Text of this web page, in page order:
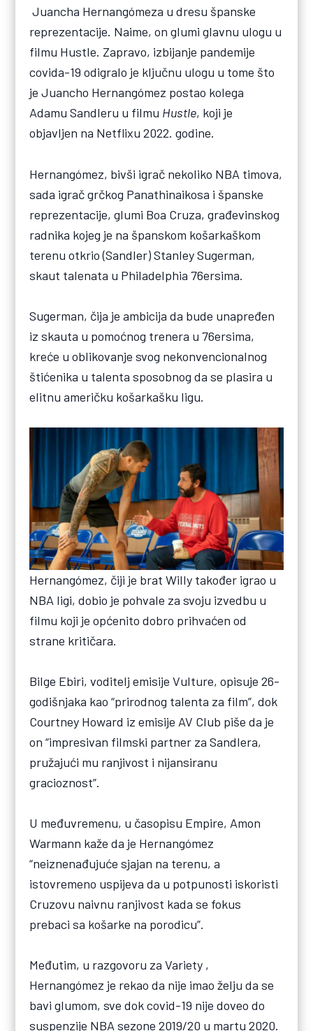
Juancha Hernangómeza u dresu španske
reprezentacije. Naime, on glumi glavnu ulogu u
filmu Hustle. Zapravo, izbijanje pandemije
covida-19 odigralo je ključnu ulogu u tome što
je Juancho Hernangómez postao kolega
Adamu Sandleru u filmu Hustle, koji je
objavljen na Netflixu 2022. godine.
Hernangómez, bivši igrač nekoliko NBA timova,
sada igrač grčkog Panathinaikosa i španske
reprezentacije, glumi Boa Cruza, građevinskog
radnika kojeg je na španskom košarkaškom
terenu otkrio (Sandler) Stanley Sugerman,
skaut talenata u Philadelphia 76ersima.
Sugerman, čija je ambicija da bude unapređen
iz skauta u pomoćnog trenera u 76ersima,
kreće u oblikovanje svog nekonvencionalnog
štićenika u talenta sposobnog da se plasira u
elitnu američku košarkašku ligu.
Hernangómez, čiji je brat Willy također igrao u
NBA ligi, dobio je pohvale za svoju izvedbu u
filmu koji je općenito dobro prihvaćen od
strane kritičara.
Bilge Ebiri, voditelj emisije Vulture, opisuje 26-
godišnjaka kao “prirodnog talenta za film”, dok
Courtney Howard iz emisije AV Club piše da je
on “impresivan filmski partner za Sandlera,
pružajući mu ranjivost i nijansiranu
gracioznost”.
U međuvremenu, u časopisu Empire, Amon
Warmann kaže da je Hernangómez
“neiznenađujuće sjajan na terenu, a
istovremeno uspijeva da u potpunosti iskoristi
Cruzovu naivnu ranjivost kada se fokus
prebaci sa košarke na porodicu”.
Međutim, u razgovoru za Variety ,
Hernangómez je rekao da nije imao želju da se
bavi glumom, sve dok covid-19 nije doveo do
suspenzije NBA sezone 2019/20 u martu 2020.